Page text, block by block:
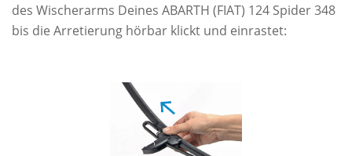
des Wischerarms Deines ABARTH (FIAT) 124 Spider 348
bis die Arretierung hörbar klickt und einrastet: